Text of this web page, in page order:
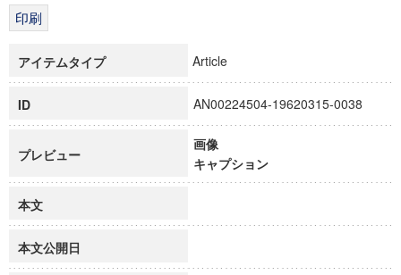
博士課程教育リーディングプログラム「超成熟社会発展のサ
アイテムタイプ Article
ID AN00224504-19620315-0038
プレビュー
画像
キャプション
本文
本文公開日